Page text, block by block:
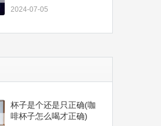
南柴胡)
2024-07-05
杯子是个还是只正确(咖
啡杯子怎么喝才正确)